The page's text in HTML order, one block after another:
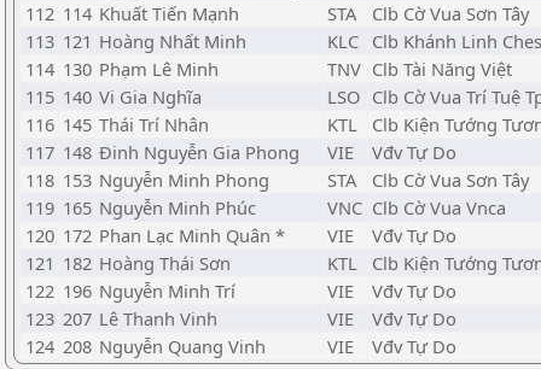
112 114 Khuất Tiến Mạnh STA
Clb Cờ Vua Sơn Tây
113 121 Hoàng Nhất Minh KLC Clb Khánh Linh
114 130 Phạm Lê Minh TNV Clb Tài Năng Việt
115 140 Vi Gia Nghĩa LSO Clb Cờ Vua Trí Tuệ
116 145 Thái Trí Nhân KTL
Clb Kiện Tướng
117 148 Đinh Nguyễn Gia Phong VIE
Vđv Tự Do
118 153 Nguyễn Minh Phong STA
Clb Cờ Vua Sơn Tây
119 165 Nguyễn Minh Phúc VNC Clb Cờ Vua Vnca
120 172 Phan Lạc Minh Quân * VIE
Vđv Tự Do
121 182 Hoàng Thái Sơn KTL
Clb Kiện Tướng
122 196 Nguyễn Minh Trí VIE
Vđv Tự Do
123 207 Lê Thanh Vinh VIE
Vđv Tự Do
124 208 Nguyễn Quang Vinh VIE Vđv Tự Do